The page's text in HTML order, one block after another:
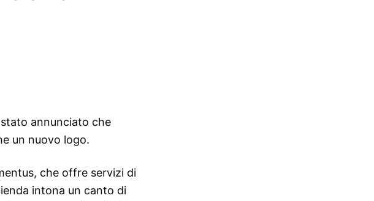
annunciato che
un nuovo logo.
che offre servizi di
intona un canto di